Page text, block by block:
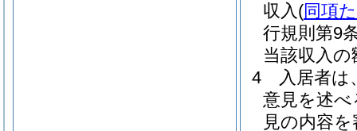
収入(同項
行規則第9
当該収入
4
入居者は
意見を述
見の内容